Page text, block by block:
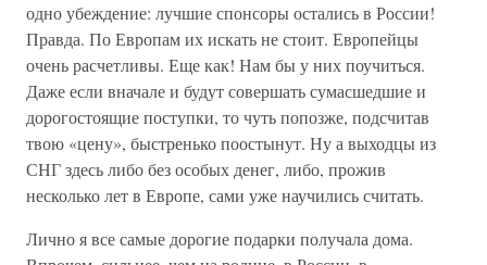
одно убеждение: лучшие спонсоры остались в России!
Правда. По Европам их искать не стоит. Европейцы
очень расчетливы. Еще как! Нам бы у них поучиться.
Даже если вначале и будут совершать сумасшедшие и
дорогостоящие поступки, то чуть попозже, подсчитав
твою «цену», быстренько поостынут. Ну а выходцы из
СНГ здесь либо без особых денег, либо, прожив
несколько лет в Европе, сами уже научились считать.
Лично я все самые дорогие подарки получала дома.